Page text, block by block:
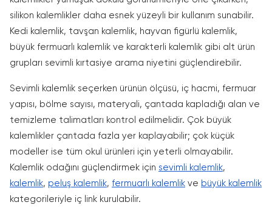
silikon kalemlikler daha esnek yüzeyli bir kullanım sunabilir.
Kedi kalemlik, tavşan kalemlik, hayvan figürlü kalemlik,
büyük fermuarlı kalemlik ve karakterli kalemlik gibi alt ürün
grupları sevimli kırtasiye arama niyetini güçlendirebilir.
Sevimli kalemlik seçerken ürünün ölçüsü, iç hacmi, fermuar
yapısı, bölme sayısı, materyali, çantada kapladığı alan ve
temizleme talimatları kontrol edilmelidir. Çok büyük
kalemlikler çantada fazla yer kaplayabilir; çok küçük
modeller ise tüm okul ürünleri için yeterli olmayabilir.
Kalemlik odağını güçlendirmek için sevimli kalemlik,
kalemlik, peluş kalemlik, fermuarlı kalemlik ve büyük kalemlik
kategorileriyle iç link kurulabilir.